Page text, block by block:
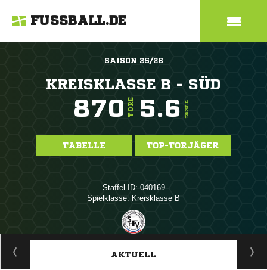
FUSSBALL.DE
SAISON 25/26
KREISKLASSE B - SÜD
870 TORE 5.6 TORE/SPIEL
TABELLE TOP-TORJÄGER
Staffel-ID: 040169
Spielklasse: Kreisklasse B
ANZEIGE
AKTUELL